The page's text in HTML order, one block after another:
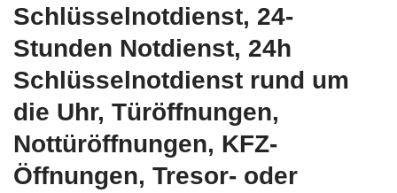
Schlüsselnotdienst, 24-
Stunden Notdienst, 24h
Schlüsselnotdienst rund um
die Uhr, Türöffnungen,
Nottüröffnungen, KFZ-
Öffnungen, Tresor- oder